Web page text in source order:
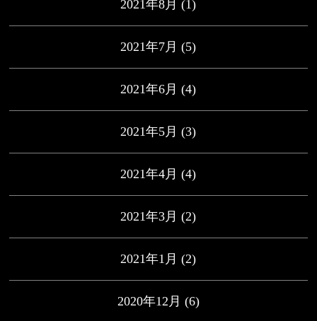
2021年8月 (1)
2021年7月 (5)
2021年6月 (4)
2021年5月 (3)
2021年4月 (4)
2021年3月 (2)
2021年1月 (2)
2020年12月 (6)